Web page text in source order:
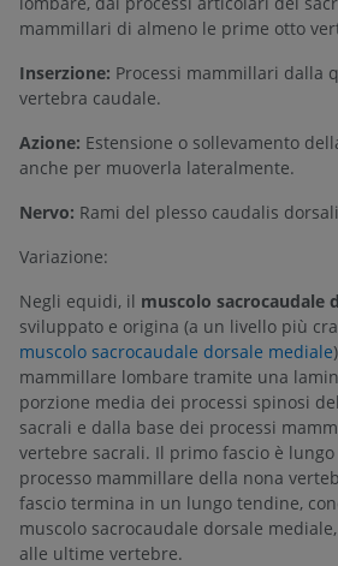
mammillari di almeno le prime otto
Inserzione: Processi mammillari dalla
vertebra caudale.
Azione: Estensione o sollevamento
anche per muoverla lateralmente.
Nervo: Rami del plesso caudalis
Variazione:
Negli equidi, il muscolo sacrocaudale
sviluppato e origina (a un livello più
muscolo sacrocaudale dorsale mediale
mammillare lombare tramite una
porzione media dei processi spinosi
sacrali e dalla base dei processi
vertebre sacrali. Il primo fascio è
processo mammillare della nona
fascio termina in un lungo tendine,
muscolo sacrocaudale dorsale
alle ultime vertebre.